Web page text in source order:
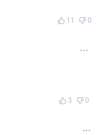
11 0
3 0